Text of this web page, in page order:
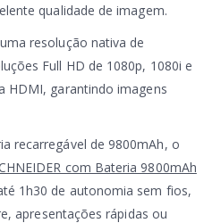
qualidade de imagem.
resolução nativa de
Full HD de 1080p, 1080i e
HDMI, garantindo imagens
recarregável de 9800mAh, o
com Bateria 9800mAh
1h30 de autonomia sem fios,
apresentações rápidas ou